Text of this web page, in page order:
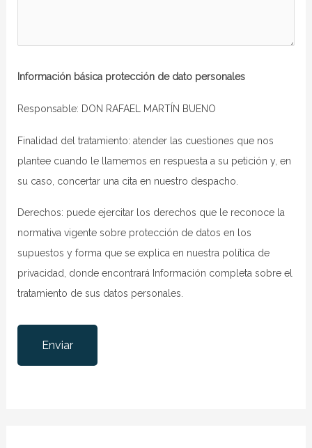
Información básica protección de dato personales
Responsable: DON RAFAEL MARTÍN BUENO
Finalidad del tratamiento: atender las cuestiones que nos
plantee cuando le llamemos en respuesta a su petición y, en
su caso, concertar una cita en nuestro despacho.
Derechos: puede ejercitar los derechos que le reconoce la
normativa vigente sobre protección de datos en los
supuestos y forma que se explica en nuestra política de
privacidad, donde encontrará Información completa sobre el
tratamiento de sus datos personales.
Por favor, deja este campo vacío.